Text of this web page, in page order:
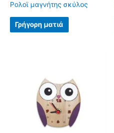
Ρολοϊ μαγνήτης σκύλος
Γρήγορη ματιά